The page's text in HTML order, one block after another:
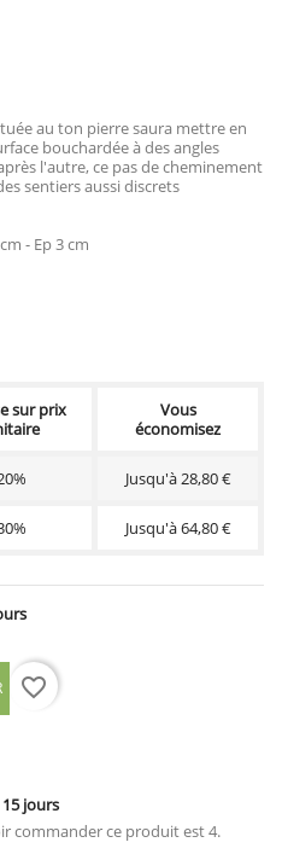
au ton pierre saura mettre en
bouchardée à des angles
l'autre, ce pas de cheminement
sentiers aussi discrets
- Ep 3 cm
sur prix
Vous
économisez
Jusqu'à 28,80 €
Jusqu'à 64,80 €
favorite_border
jours
commander ce produit est 4.